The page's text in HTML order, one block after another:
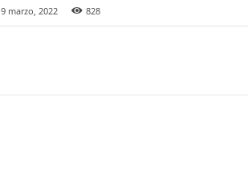
9 marzo, 2022 828